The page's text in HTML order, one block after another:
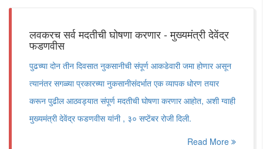
लवकरच सर्व मदतीची घोषणा करणार - मुख्यमंत्री देवेंद्र
फडणवीस
पुढच्या दोन तीन दिवसात नुकसानीची संपूर्ण आकडेवारी जमा होणार असून
त्यानंतर सगळ्या प्रकारच्या नुकसानीसंदर्भात एक व्यापक धोरण तयार
करून पुढील आठवड्यात संपूर्ण मदतीची घोषणा करणार आहोत, अशी ग्वाही
मुख्यमंत्री देवेंद्र फडणवीस यांनी , ३० सप्टेंबर रोजी दिली.
Read More